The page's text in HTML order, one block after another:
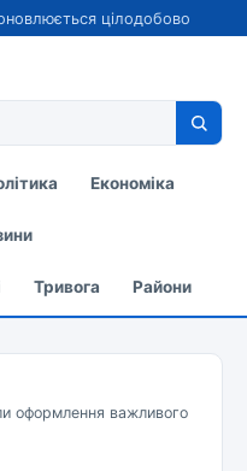
цілодобово
Економіка
Тривога Райони
оформлення важливого